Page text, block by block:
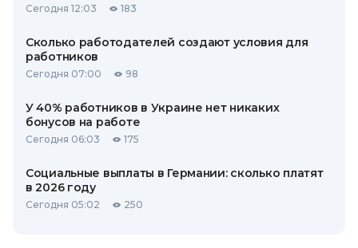
Сегодня 12:03 183
Сколько работодателей создают условия для
работников
Сегодня 07:00 98
У 40% работников в Украине нет никаких
бонусов на работе
Сегодня 06:03 175
Социальные выплаты в Германии: сколько платят
в 2026 году
Сегодня 05:02 250